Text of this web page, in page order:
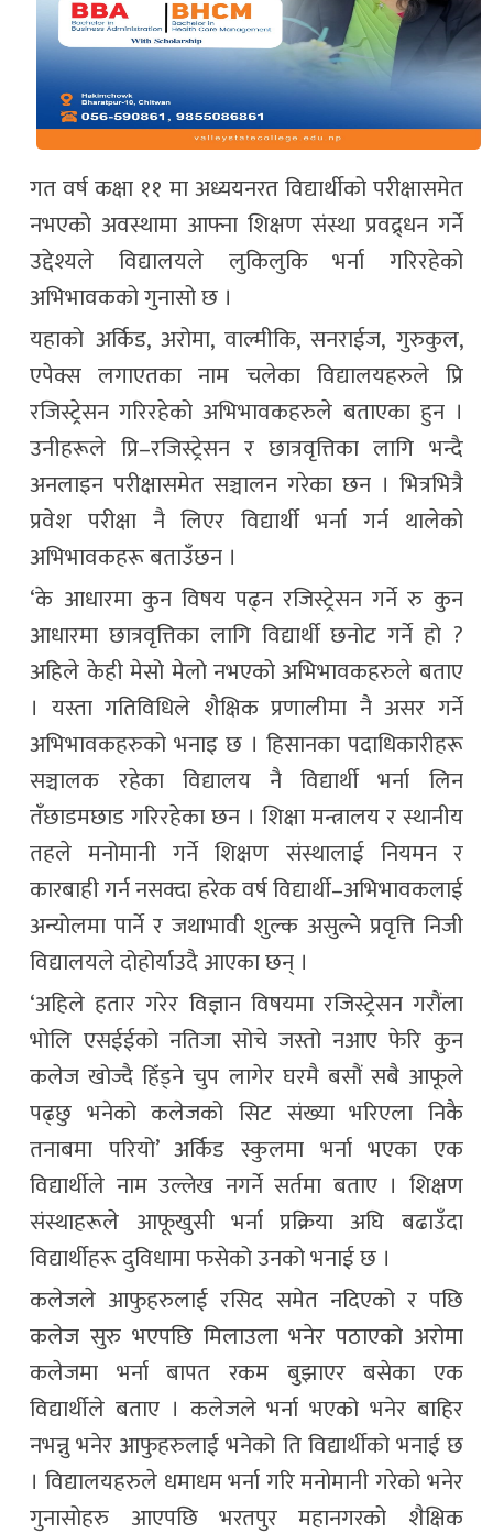
गत वर्ष कक्षा ११ मा अध्ययनरत विद्यार्थीको परीक्षासमेत
नभएको अवस्थामा आफ्ना शिक्षण संस्था प्रवद्र्धन गर्ने
उद्देश्यले विद्यालयले लुकिलुकि भर्ना गरिरहेको
अभिभावकको गुनासो छ ।
यहाको अर्किड, अरोमा, वाल्मीकि, सनराईज, गुरुकुल,
एपेक्स लगाएतका नाम चलेका विद्यालयहरुले प्रि
रजिस्ट्रेसन गरिरहेको अभिभावकहरुले बताएका हुन ।
उनीहरूले प्रि–रजिस्ट्रेसन र छात्रवृत्तिका लागि भन्दै
अनलाइन परीक्षासमेत सञ्चालन गरेका छन । भित्रभित्रै
प्रवेश परीक्षा नै लिएर विद्यार्थी भर्ना गर्न थालेको
अभिभावकहरू बताउँछन ।
‘के आधारमा कुन विषय पढ्न रजिस्ट्रेसन गर्ने रु कुन
आधारमा छात्रवृत्तिका लागि विद्यार्थी छनोट गर्ने हो ?
अहिले केही मेसो मेलो नभएको अभिभावकहरुले बताए
। यस्ता गतिविधिले शैक्षिक प्रणालीमा नै असर गर्ने
अभिभावकहरुको भनाइ छ । हिसानका पदाधिकारीहरू
सञ्चालक रहेका विद्यालय नै विद्यार्थी भर्ना लिन
तँछाडमछाड गरिरहेका छन । शिक्षा मन्त्रालय र स्थानीय
तहले मनोमानी गर्ने शिक्षण संस्थालाई नियमन र
कारबाही गर्न नसक्दा हरेक वर्ष विद्यार्थी–अभिभावकलाई
अन्योलमा पार्ने र जथाभावी शुल्क असुल्ने प्रवृत्ति निजी
विद्यालयले दोहोर्याउदै आएका छन् ।
‘अहिले हतार गरेर विज्ञान विषयमा रजिस्ट्रेसन गरौंला
भोलि एसईईको नतिजा सोचे जस्तो नआए फेरि कुन
कलेज खोज्दै हिँड्ने चुप लागेर घरमै बसौं सबै आफूले
पढ्छु भनेको कलेजको सिट संख्या भरिएला निकै
तनाबमा परियो’ अर्किड स्कुलमा भर्ना भएका एक
विद्यार्थीले नाम उल्लेख नगर्ने सर्तमा बताए । शिक्षण
संस्थाहरूले आफूखुसी भर्ना प्रक्रिया अघि बढाउँदा
विद्यार्थीहरू दुविधामा फसेको उनको भनाई छ ।
कलेजले आफुहरुलाई रसिद समेत नदिएको र पछि
कलेज सुरु भएपछि मिलाउला भनेर पठाएको अरोमा
कलेजमा भर्ना बापत रकम बुझाएर बसेका एक
विद्यार्थीले बताए । कलेजले भर्ना भएको भनेर बाहिर
नभन्नु भनेर आफुहरुलाई भनेको ति विद्यार्थीको भनाई छ
। विद्यालयहरुले धमाधम भर्ना गरि मनोमानी गरेको भनेर
गुनासोहरु आएपछि भरतपुर महानगरको शैक्षिक